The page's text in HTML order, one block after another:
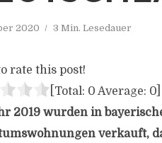
2020 3 Min. Lesedauer
rate this post!
[Total: 0 Average: 0
2019 wurden in
verkauft,